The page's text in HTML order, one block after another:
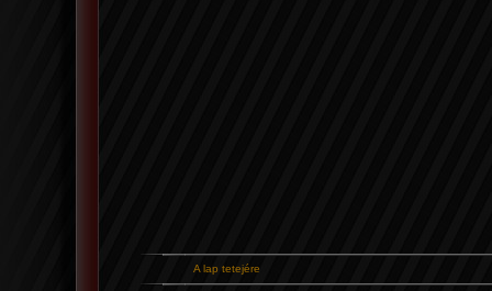
A lap tetejére